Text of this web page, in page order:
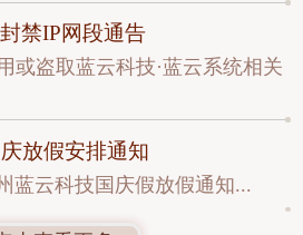
禁IP网段通告
或盗取蓝云科技·蓝云系统相关
放假安排通知
蓝云科技国庆假放假通知...